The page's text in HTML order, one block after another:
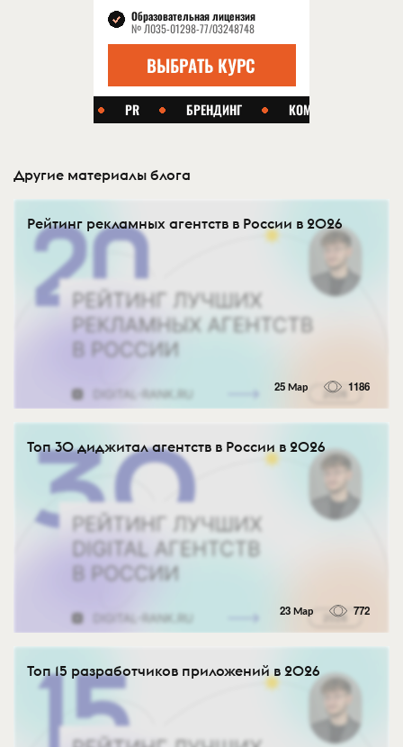
Другие материалы блога
Рейтинг рекламных агентств в России в 2026
25 Мар 1186
Топ 30 диджитал агентств в России в 2026
23 Мар 772
Топ 15 разработчиков приложений в 2026